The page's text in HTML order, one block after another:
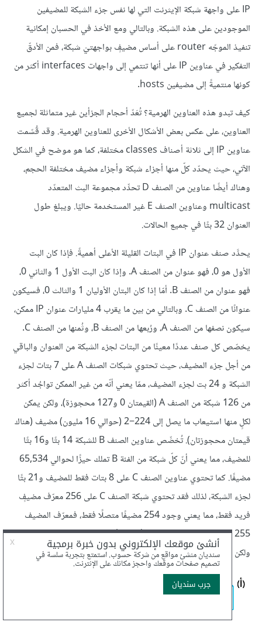
IP على واجهة شبكة الإيثرنت التي لها نفس جزء الشبكة للمضيفين
الموجودين على هذه الشبكة. وبالتالي ومع الأخذ في الحسبان إمكانية
تنفيذ الموجّه router على أساس مضيفٍ بواجهتيْ شبكة، فمن الأدقّ
التفكير في عناوين IP على أنها تنتمي إلى واجهات interfaces أكثر من
كونها منتميةً إلى مضيفين hosts.
كيف تبدو هذه العناوين الهرمية؟ تُعَدّ أحجام الجزأين غير متماثلة لجميع
العناوين، على عكس بعض الأشكال الأخرى للعناوين الهرمية. وقد قُسّمت
عناوين IP إلى ثلاثة أصناف classes مختلفة، كما هو موضح في الشكل
الآتي، حيث يحدّد كلّ منها أجزاء شبكة وأجزاء مضيف مختلفة الحجم،
وهناك أيضًا عناوين من الصنف D تحدِّد مجموعة البث المتعدّد
multicast وعناوين الصنف E غير المستخدمة حاليًا. ويبلغ طول
العنوان 32 بتًا في جميع الحالات.
يحدَّد صنف عنوان IP في البتات القليلة الأعلى أهميةً. فإذا كان البت
الأول هو 0، فهو عنوان من الصنف A. وإذا كان البت الأول 1 والثاني 0،
فهو عنوان من الصنف B. أمّا إذا كان البتان الأوليان 1 والثالث 0، فسيكون
عنوانًا من الصنف C. وبالتالي من بين ما يقرب 4 مليارات عنوان IP ممكن،
سيكون نصفها من الصنف A، ورُبعها من الصنف B، وثُمنها من الصنف C.
يخصّص كل صنف عددًا معينًا من البتات لجزء الشبكة من العنوان والباقي
من أجل جزء المضيف، حيث تحتوي شبكات الصنف A على 7 بتات لجزء
الشبكة و 24 بت لجزء المضيف، ممّا يعني أنّه من غير الممكن تواجُد أكثر
من 126 شبكة من الصنف A (القيمتان 0 و127 محجوزة)، ولكن يمكن
لكلٍ منها استيعاب ما يصل إلى 224−2 (حوالي 16 مليون) مضيف (هناك
قيمتان محجوزتان). تُخصِّص عناوين الصنف B للشبكة 14 بتًا و16 بتًا
للمضيف، مما يعني أنّ كلّ شبكة من الفئة B تملك حيزًا لحوالي 65,534
مضيفًا. كما تحتوي عناوين الصنف C على 8 بتات فقط للمضيف و21 بتًا
لجزء الشبكة، لذلك فقد تحتوي شبكة الصنف C على 256 معرّف مضيفٍ
فريد فقط، مما يعني وجود 254 مضيفًا متصلًا فقط، فمعرّف المضيف
255 محجوز للبث الإذاعي broadcast، و0 ليس رقم مضيفٍ صالح.
ولكن يدعم مخطَّط العنوَنة 221 شبكة من الصنف C.